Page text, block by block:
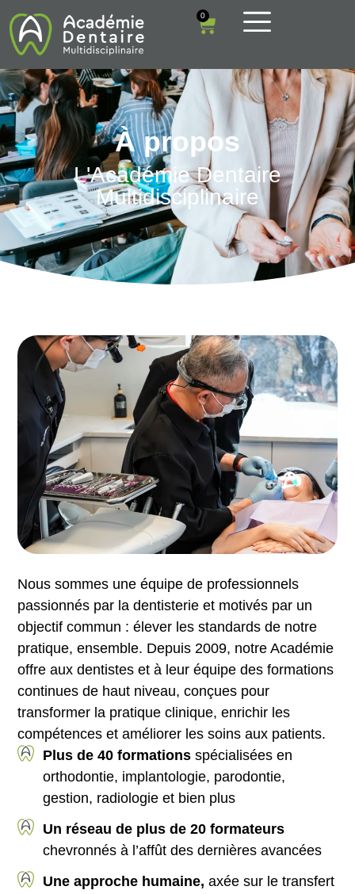
0
À propos
L'Académie Dentaire
Multidisciplinaire
Nous sommes une équipe de professionnels
passionnés par la dentisterie et motivés par un
objectif commun : élever les standards de notre
pratique, ensemble. Depuis 2009, notre Académie
offre aux dentistes et à leur équipe des formations
continues de haut niveau, conçues pour
transformer la pratique clinique, enrichir les
compétences et améliorer les soins aux patients.
Plus de 40 formationsspécialisées en
orthodontie, implantologie, parodontie,
gestion, radiologie et bien plus
Un réseau de plus de 20 formateurs
chevronnés à l’affût des dernières avancées
Une approche humaine, axée sur le transfert